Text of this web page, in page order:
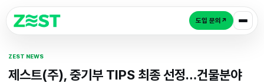
도입
ZEST NEWS